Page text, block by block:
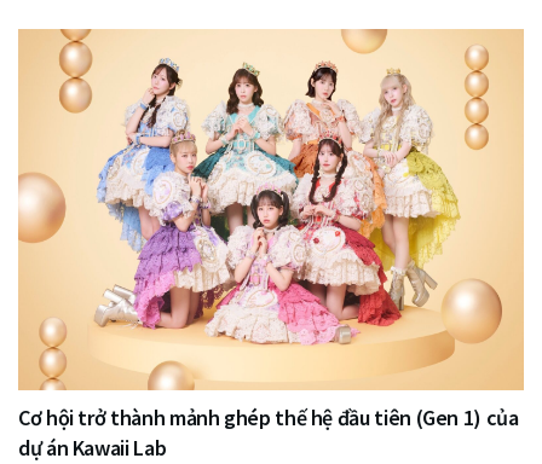
Cơ hội trở thành mảnh ghép thế hệ đầu tiên (Gen 1) của
dự án Kawaii Lab